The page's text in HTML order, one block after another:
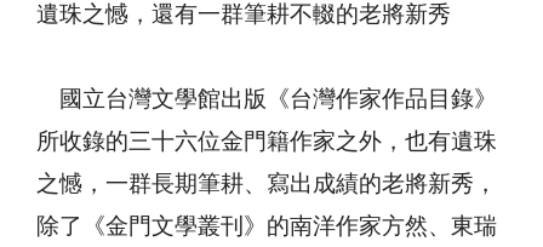
遺珠之憾，還有一群筆耕不輟的老將新秀
國立台灣文學館出版《台灣作家作品目錄》
所收錄的三十六位金門籍作家之外，也有遺珠
之憾，一群長期筆耕、寫出成績的老將新秀，
除了《金門文學叢刊》的南洋作家方然、東瑞